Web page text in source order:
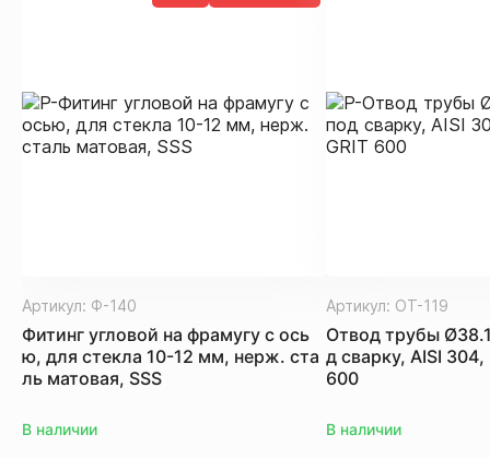
Артикул: Ф-140
Фитинг угловой на фрамугу с ось
ю, для стекла 10-12 мм, нерж. ста
ль матовая, SSS
В наличии
Артикул: ОТ-119
Отвод трубы
д сварку, AISI
600
В наличии